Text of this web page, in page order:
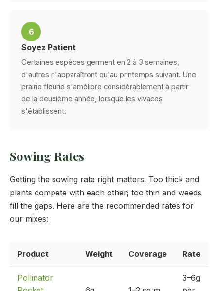
6
Soyez Patient
Certaines espèces germent en 2 à 3 semaines,
d'autres n'apparaîtront qu'au printemps suivant. Une
prairie fleurie s'améliore considérablement à partir
de la deuxième année, lorsque les vivaces
s'établissent.
Sowing Rates
Getting the sowing rate right matters. Too thick and
plants compete with each other; too thin and weeds
fill the gaps. Here are the recommended rates for
our mixes:
Product Weight Coverage Rate
Pollinator
3–6g